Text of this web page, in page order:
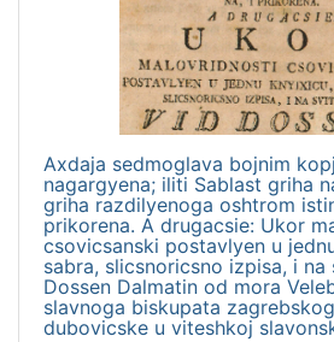
Axdaja sedmoglava bojnim
nagargyena; iliti Sablast griha
griha razdilyenoga oshtrom
prikorena. A drugacsie: Ukor
csovicsanski postavlyen u
sabra, slicsnoricsno izpisa, i
Dossen Dalmatin od mora
slavnoga biskupata
dubovicske u viteshkoj